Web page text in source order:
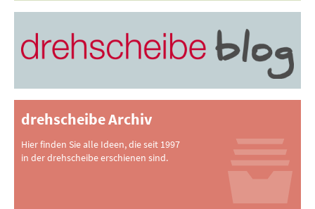
drehscheibe Archiv
Hier finden Sie alle Ideen, die seit 1997
in der drehscheibe erschienen sind.